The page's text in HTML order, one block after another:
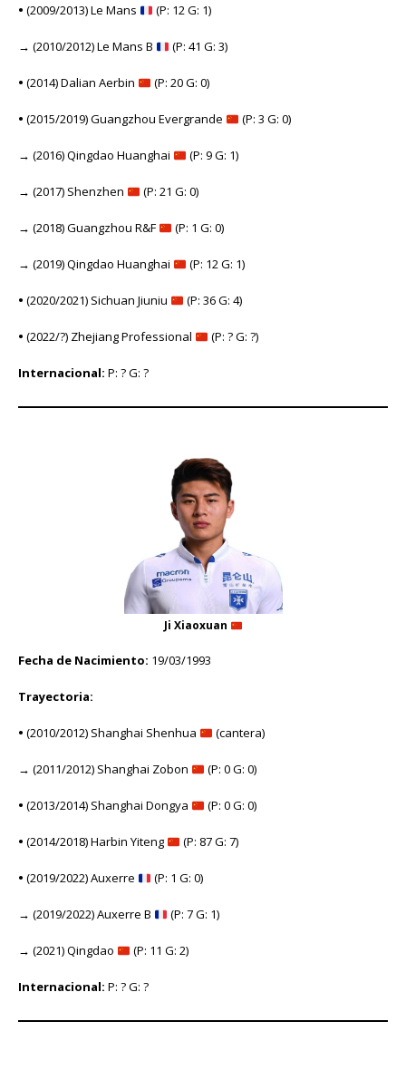
• (2009/2013) Le Mans (P: 12 G: 1)
→ (2010/2012) Le Mans B (P: 41 G: 3)
• (2014) Dalian Aerbin (P: 20 G: 0)
• (2015/2019) Guangzhou Evergrande (P: 3 G: 0)
→ (2016) Qingdao Huanghai (P: 9 G: 1)
→ (2017) Shenzhen (P: 21 G: 0)
→ (2018) Guangzhou R&F (P: 1 G: 0)
→ (2019) Qingdao Huanghai (P: 12 G: 1)
• (2020/2021) Sichuan Jiuniu (P: 36 G: 4)
• (2022/?) Zhejiang Professional (P: ? G: ?)
Internacional: P: ? G: ?
Ji Xiaoxuan
Fecha de Nacimiento: 19/03/1993
Trayectoria:
• (2010/2012) Shanghai Shenhua (cantera)
→ (2011/2012) Shanghai Zobon (P: 0 G: 0)
• (2013/2014) Shanghai Dongya (P: 0 G: 0)
• (2014/2018) Harbin Yiteng (P: 87 G: 7)
• (2019/2022) Auxerre (P: 1 G: 0)
→ (2019/2022) Auxerre B (P: 7 G: 1)
→ (2021) Qingdao (P: 11 G: 2)
Internacional: P: ? G: ?